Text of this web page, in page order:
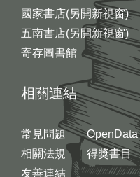
國家書店(另開新視窗)
五南書店(另開新視窗)
寄存圖書館
相關連結
常見問題
相關法規
友善連結
OpenData
得獎書目